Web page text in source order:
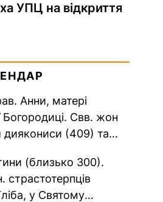
УПЦ на відкриття
Анни, матері
Богородиці. Свв. жон
диякониси (409) та
Вселенського...
(близько 300).
страстотерпців
у Святому